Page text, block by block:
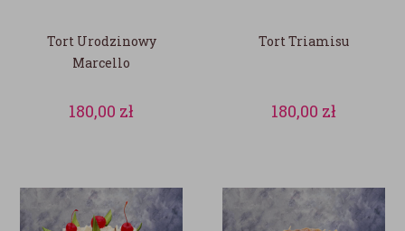
Tort Urodzinowy
Marcello
180,00 zł
Tort Triamisu
180,00 zł